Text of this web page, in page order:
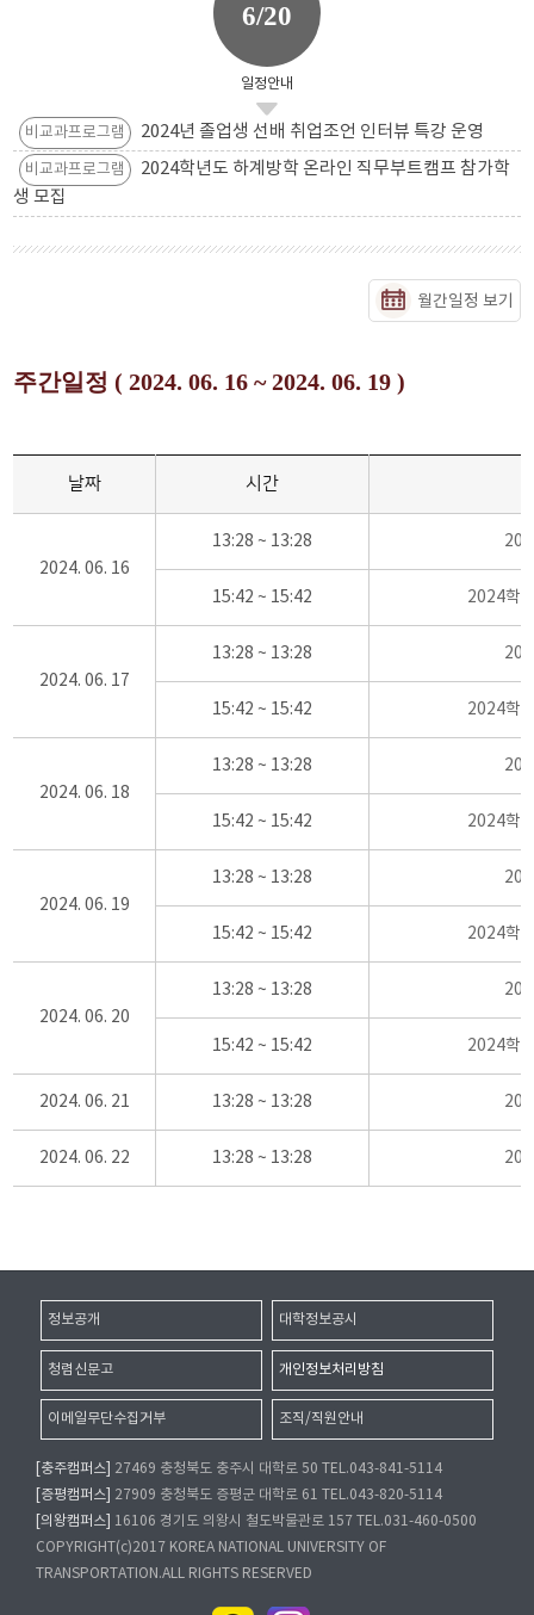
6/20
일정안내
비교과프로그램 2024년 졸업생 선배 취업조언 인터뷰 특강 운영
비교과프로그램
2024학년도 하계방학 온라인 직무부트캠프 참가학
생 모집
월간일정 보기
주간일정 ( 2024. 06. 16 ~ 2024. 06. 19 )
날짜 시간
2024. 06. 16
13:28 ~ 13:28
15:42 ~ 15:42 2024학
2024. 06. 17
13:28 ~ 13:28
15:42 ~ 15:42 2024학
2024. 06. 18
13:28 ~ 13:28
15:42 ~ 15:42 2024학
2024. 06. 19
13:28 ~ 13:28
15:42 ~ 15:42 2024학
2024. 06. 20
13:28 ~ 13:28
15:42 ~ 15:42 2024학
2024. 06. 21 13:28 ~ 13:28
2024. 06. 22 13:28 ~ 13:28
정보공개 대학정보공시
청렴신문고 개인정보처리방침
이메일무단수집거부 조직/직원안내
[충주캠퍼스]
27469 충청북도 충주시 대학로 50 TEL.043-841-5114
[증평캠퍼스]
27909 충청북도 증평군 대학로 61 TEL.043-820-5114
[의왕캠퍼스]
16106 경기도 의왕시 철도박물관로 157 TEL.031-460-0500
COPYRIGHT(c)2017 KOREA NATIONAL UNIVERSITY OF
TRANSPORTATION.ALL RIGHTS RESERVED